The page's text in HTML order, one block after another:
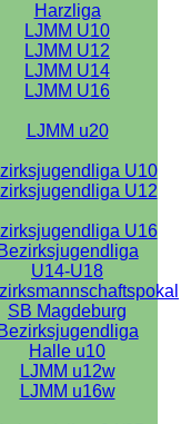
Harzliga
LJMM U10
LJMM U12
LJMM U14
LJMM U16
LJMM u20
U10
U12
U16
Bezirksjugendliga
U14-U18
SB Magdeburg
Bezirksjugendliga
Halle u10
LJMM u12w
LJMM u16w